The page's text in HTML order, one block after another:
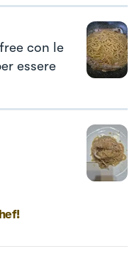
con le
essere